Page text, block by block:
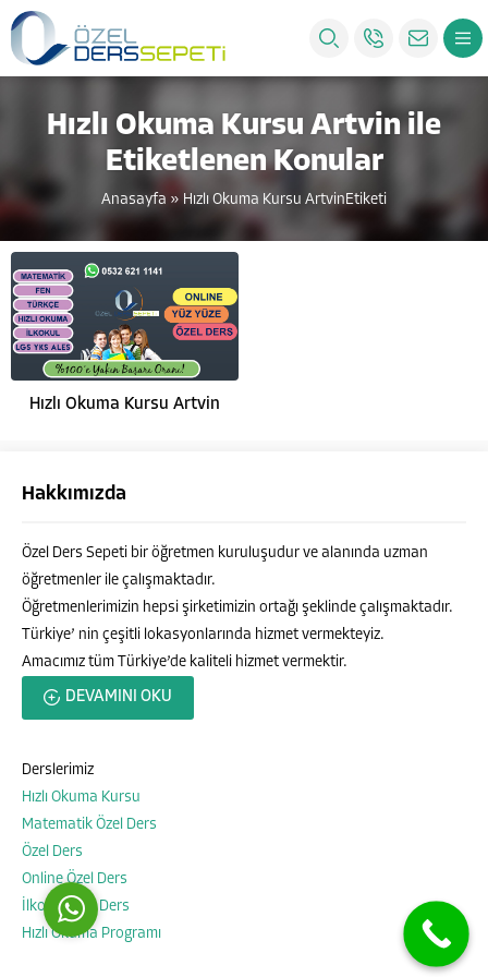
Hızlı Okuma Kursu Artvin ile
Etiketlenen Konular
Anasayfa » Hızlı Okuma Kursu ArtvinEtiketi
Hızlı Okuma Kursu Artvin
Hakkımızda
Özel Ders Sepeti bir öğretmen kuruluşudur ve alanında uzman
öğretmenler ile çalışmaktadır.
Öğretmenlerimizin hepsi şirketimizin ortağı şeklinde çalışmaktadır.
Türkiye’ nin çeşitli lokasyonlarında hizmet vermekteyiz.
Amacımız tüm Türkiye’de kaliteli hizmet vermektir.
DEVAMINI OKU
Derslerimiz
Hızlı Okuma Kursu
Matematik Özel Ders
Özel Ders
Online Özel Ders
İlkokul Özel Ders
Hızlı Okuma Programı
Özel Ders Sepeti